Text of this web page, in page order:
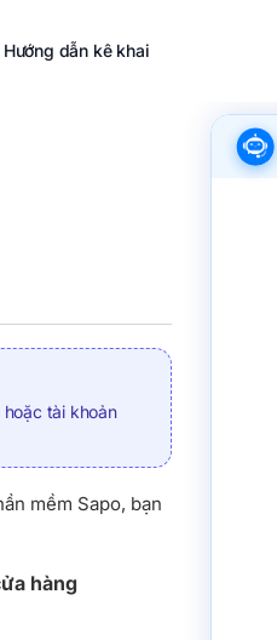
Hướng dẫn kê khai
tài khoản
mềm Sapo, bạn
hàng